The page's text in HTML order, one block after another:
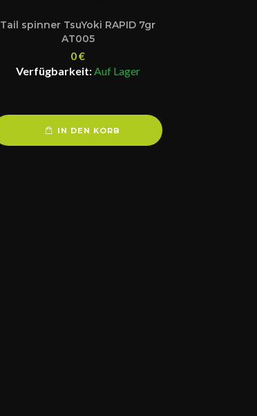
Tail spinner TsuYoki RAPID 7gr
AT005
0€
Verfügbarkeit: Auf Lager
IN DEN KORB